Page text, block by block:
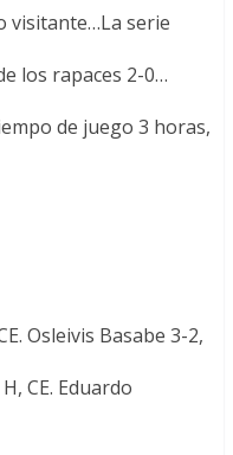
visitante…La serie
los rapaces 2-0…
de juego 3 horas,
Osleivis Basabe 3-2,
CE. Eduardo